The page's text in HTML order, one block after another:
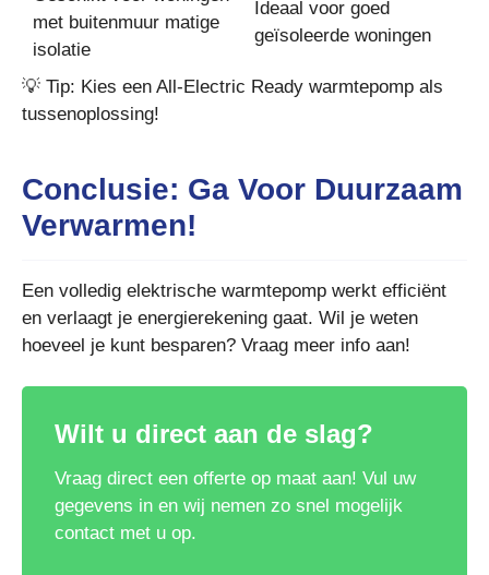
met buitenmuur matige
isolatie
Ideaal voor goed
geïsoleerde woningen
💡 Tip: Kies een All-Electric Ready warmtepomp als
tussenoplossing!
Conclusie: Ga Voor Duurzaam
Verwarmen!
Een volledig elektrische warmtepomp werkt efficiënt
en verlaagt je energierekening gaat. Wil je weten
hoeveel je kunt besparen? Vraag meer info aan!
Wilt u direct aan de slag?
Vraag direct een offerte op maat aan! Vul uw
gegevens in en wij nemen zo snel mogelijk
contact met u op.